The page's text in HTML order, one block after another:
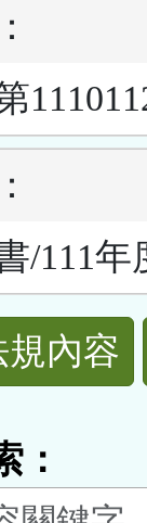
/111年
規內容
：